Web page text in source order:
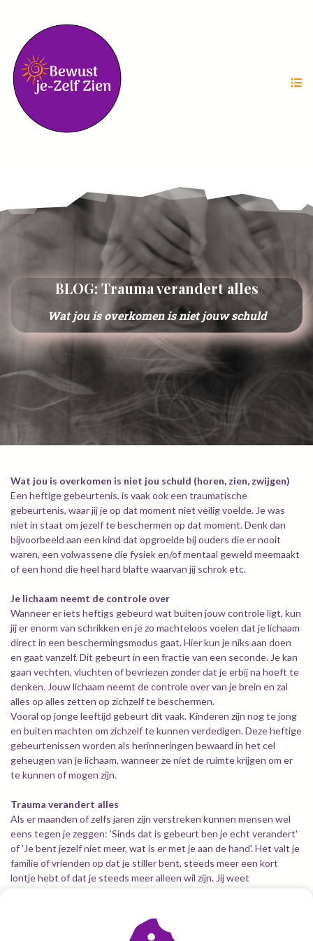
BLOG: Trauma verandert alles
Wat jou is overkomen is niet jouw schuld
Wat jou is overkomen is niet jou schuld (horen, zien, zwijgen)
Een heftige gebeurtenis, is vaak ook een traumatische
gebeurtenis, waar jij je op dat moment niet veilig voelde. Je was
niet in staat om jezelf te beschermen op dat moment. Denk dan
bijvoorbeeld aan een kind dat opgroeide bij ouders die er nooit
waren, een volwassene die fysiek en/of mentaal geweld meemaakt
of een hond die heel hard blafte waarvan jij schrok etc.
Je lichaam neemt de controle over
Wanneer er iets heftigs gebeurd wat buiten jouw controle ligt, kun
jij er enorm van schrikken en je zo machteloos voelen dat je lichaam
direct in een beschermingsmodus gaat. Hier kun je niks aan doen
en gaat vanzelf. Dit gebeurt in een fractie van een seconde. Je kan
gaan vechten, vluchten of bevriezen zonder dat je erbij na hoeft te
denken. Jouw lichaam neemt de controle over van je brein en zal
alles op alles zetten op zichzelf te beschermen.
Vooral op jonge leeftijd gebeurt dit vaak. Kinderen zijn nog te jong
en buiten machten om zichzelf te kunnen verdedigen. Deze heftige
gebeurtenissen worden als herinneringen bewaard in het cel
geheugen van je lichaam, wanneer ze niet de ruimte krijgen om er
te kunnen of mogen zijn.
Trauma verandert alles
Als er maanden of zelfs jaren zijn verstreken kunnen mensen wel
eens tegen je zeggen: 'Sinds dat is gebeurt ben je echt verandert'
of 'Je bent jezelf niet meer, wat is er met je aan de hand'. Het valt je
familie of vrienden op dat je stiller bent, steeds meer een kort
lontje hebt of dat je steeds meer alleen wil zijn. Jij weet
Trauma die destijds geen ruimte heeft gekregen om af te voeren,
om te helen, heeft zich energetisch vastgezet in je lichaam. De